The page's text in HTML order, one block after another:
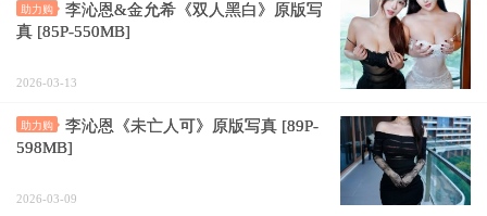
助力购
李沁恩&金允希《双人黑白》原版写
真 [85P-550MB]
2026-03-13
助力购
李沁恩《未亡人可》原版写真 [89P-
598MB]
2026-03-09